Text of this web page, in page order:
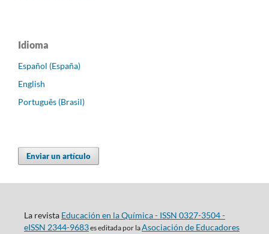
Idioma
Español (España)
English
Português (Brasil)
Enviar un artículo
La revista Educación en la Química - ISSN 0327-3504 -
eISSN 2344-9683es editada por laAsociación de Educadores